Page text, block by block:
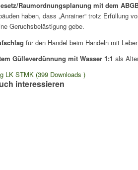
Raumordnungsplanung mit dem
haben, dass „Anrainer“ trotz Erfüllung
Geruchsbelästigung gebe.
für den Handel beim Handeln mit
Gülleverdünnung mit Wasser 1:1 als
LK STMK (399 Downloads )
interessieren